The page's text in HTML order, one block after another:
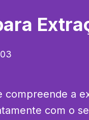
compreende a
com o